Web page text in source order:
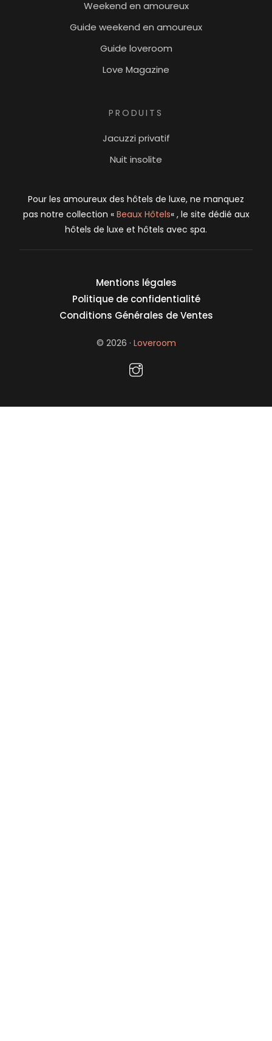
Weekend en amoureux
Guide weekend en amoureux
Guide loveroom
Love Magazine
PRODUITS
Jacuzzi privatif
Nuit insolite
Pour les amoureux des hôtels de luxe, ne manquez
pas notre collection « Beaux Hôtels« , le site dédié aux
hôtels de luxe et hôtels avec spa.
Mentions légales
Politique de confidentialité
Conditions Générales de Ventes
© 2026 · Loveroom